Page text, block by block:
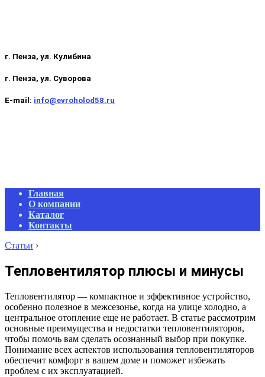
г. Пенза, ул. Кулибина
г. Пенза, ул. Суворова
E-mail: info@evroholod58.ru
Primary
Navigation
Menu
Главная
О компании
Каталог
Контакты
Статьи ›
Тепловентилятор плюсы и минусы
Тепловентилятор — компактное и эффективное устройство,
особенно полезное в межсезонье, когда на улице холодно, а
центральное отопление еще не работает. В статье рассмотрим
основные преимущества и недостатки тепловентиляторов,
чтобы помочь вам сделать осознанный выбор при покупке.
Понимание всех аспектов использования тепловентиляторов
обеспечит комфорт в вашем доме и поможет избежать
проблем с их эксплуатацией.